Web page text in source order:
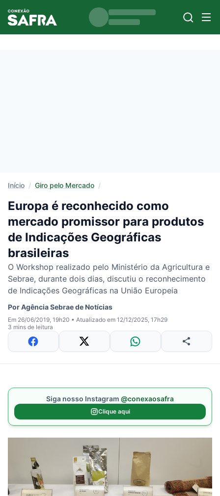
Início / Giro pelo Mercado /
Europa é reconhecido como
mercado promissor para produtos
de Indicações Geográficas
brasileiras
O Workshop realizado pelo Ministério da Agricultura e
Sebrae, durante dois dias, discutiu o reconhecimento
de Indicações Geográficas na União Europeia
PorAgência Sebrae de Notícias
Em 26/06/2019, 19h20 • Atualizado em 12/12/2025, 17h29
3 mins de leitura
Siga nosso Instagram @conexaosafra
Clique aqui